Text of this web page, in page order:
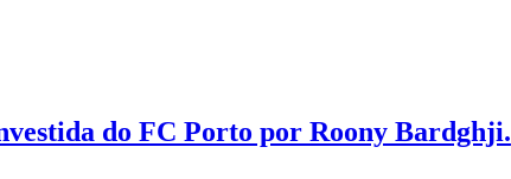
do FC Porto por Roony Bardghji.